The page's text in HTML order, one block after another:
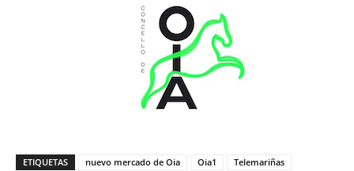
ETIQUETAS nuevo mercado de Oia Oia1 Telemariñas